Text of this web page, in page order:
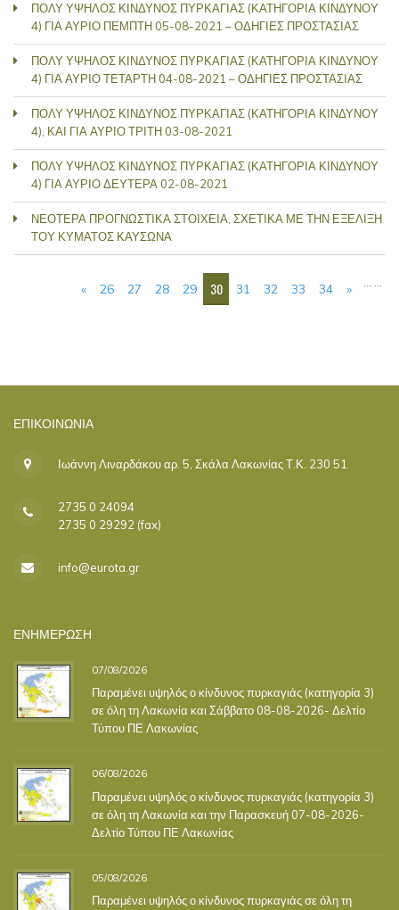
ΠΟΛΥ ΥΨΗΛΟΣ ΚΙΝΔΥΝΟΣ ΠΥΡΚΑΓΙΑΣ (ΚΑΤΗΓΟΡΙΑ ΚΙΝΔΥΝΟΥ
4) ΓΙΑ ΑΥΡΙΟ ΠΕΜΠΤΗ 05-08-2021 – ΟΔΗΓΙΕΣ ΠΡΟΣΤΑΣΙΑΣ
ΠΟΛΥ ΥΨΗΛΟΣ ΚΙΝΔΥΝΟΣ ΠΥΡΚΑΓΙΑΣ (ΚΑΤΗΓΟΡΙΑ ΚΙΝΔΥΝΟΥ
4) ΓΙΑ ΑΥΡΙΟ ΤΕΤΑΡΤΗ 04-08-2021 – ΟΔΗΓΙΕΣ ΠΡΟΣΤΑΣΙΑΣ
ΠΟΛΥ ΥΨΗΛΟΣ ΚΙΝΔΥΝΟΣ ΠΥΡΚΑΓΙΑΣ (ΚΑΤΗΓΟΡΙΑ ΚΙΝΔΥΝΟΥ
4), ΚΑΙ ΓΙΑ ΑΥΡΙΟ ΤΡΙΤΗ 03-08-2021
ΠΟΛΥ ΥΨΗΛΟΣ ΚΙΝΔΥΝΟΣ ΠΥΡΚΑΓΙΑΣ (ΚΑΤΗΓΟΡΙΑ ΚΙΝΔΥΝΟΥ
4) ΓΙΑ ΑΥΡΙΟ ΔΕΥΤΕΡΑ 02-08-2021
ΝΕΟΤΕΡΑ ΠΡΟΓΝΩΣΤΙΚΑ ΣΤΟΙΧΕΙΑ, ΣΧΕΤΙΚΑ ΜΕ ΤΗΝ ΕΞΕΛΙΞΗ
ΤΟΥ ΚΥΜΑΤΟΣ ΚΑΥΣΩΝΑ
« 26 27 28 29 30 31 32 33 34 »
ΕΠΙΚΟΙΝΩΝΊΑ
Ιωάννη Λιναρδάκου αρ. 5, Σκάλα Λακωνίας Τ.Κ. 230 51
2735 0 24094
2735 0 29292 (fax)
info@eurota.gr
ΕΝΗΜΕΡΩΣΗ
07/08/2026
Παραμένει υψηλός ο κίνδυνος πυρκαγιάς (κατηγορία 3)
σε όλη τη Λακωνία και Σάββατο 08-08-2026- Δελτίο
Τύπου ΠΕ Λακωνίας
06/08/2026
Παραμένει υψηλός ο κίνδυνος πυρκαγιάς (κατηγορία 3)
σε όλη τη Λακωνία και την Παρασκευή 07-08-2026-
Δελτίο Τύπου ΠΕ Λακωνίας
05/08/2026
Παραμένει υψηλός ο κίνδυνος πυρκαγιάς σε όλη τη